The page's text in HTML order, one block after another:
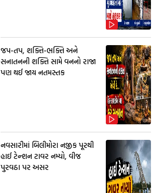
જપ-તપ, શક્તિ-ભક્તિ અને
સનાતનની શક્તિ સામે વનનો રાજા
પણ થઈ જાય નતમસ્તક
નવસારીમાં બિલીમોરા નજીક પૂરથી
હાઈ ટેન્શન ટાવર નમ્યો, વીજ
પુરવઠા પર અસર